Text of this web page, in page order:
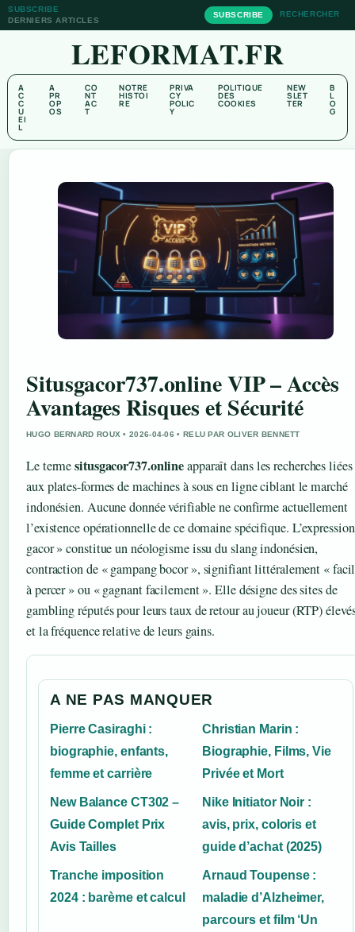
SUBSCRIBE
DERNIERS ARTICLES
SUBSCRIBE RECHERCHER
LEFORMAT.FR
A
C
C
U
EI
L
A
PR
OP
OS
CO
NT
AC
T
NOTRE
HISTOI
RE
PRIVA
CY
POLIC
Y
POLITIQUE
DES
COOKIES
NEW
SLET
TER
B
L
O
G
Situsgacor737.online VIP – Accès
Avantages Risques et Sécurité
HUGO BERNARD ROUX • 2026-04-06 • RELU PAR OLIVER BENNETT
Le termesitusgacor737.onlineapparaît dans les recherches liées
aux plates-formes de machines à sous en ligne ciblant le marché
indonésien. Aucune donnée vérifiable ne confirme actuellement
l’existence opérationnelle de ce domaine spécifique.
gacor » constitue un néologisme issu du slang indonésien,
contraction de « gampang bocor », signifiant littéralement «
à percer » ou « gagnant facilement ». Elle désigne des sites de
gambling réputés pour leurs taux de retour au joueur (RTP)
et la fréquence relative de leurs gains.
A NE PAS MANQUER
Pierre Casiraghi :
biographie, enfants,
femme et carrière
Christian Marin :
Biographie, Films, Vie
Privée et Mort
New Balance CT302 –
Guide Complet Prix
Avis Tailles
Nike Initiator Noir :
avis, prix, coloris et
guide d’achat (2025)
Tranche imposition
2024 : barème et calcul
Arnaud Toupense :
maladie d’Alzheimer,
parcours et film ‘Un